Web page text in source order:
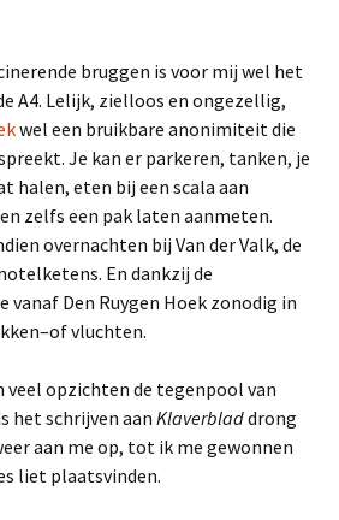
bruggen is voor mij wel het
A4. Lelijk, zielloos en ongezellig,
wel een bruikbare anonimiteit die
Je kan er parkeren, tanken, je
halen, eten bij een scala aan
zelfs een pak laten aanmeten.
overnachten bij Van der Valk, de
En dankzij de
vanaf Den Ruygen Hoek zonodig in
vluchten.
veel opzichten de tegenpool van
het schrijven aanKlaverbladdrong
aan me op, tot ik me gewonnen
liet plaatsvinden.